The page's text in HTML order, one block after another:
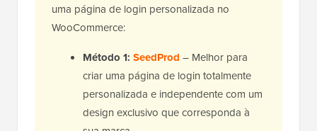
uma página de login personalizada no
WooCommerce:
Método 1: SeedProd – Melhor para
criar uma página de login totalmente
personalizada e independente com um
design exclusivo que corresponda à